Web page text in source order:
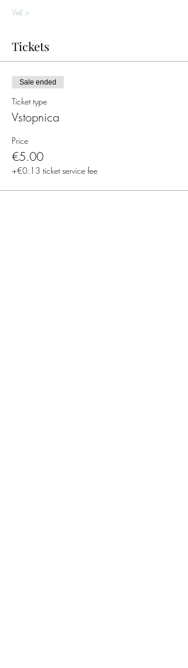
Več >
Tickets
Sale ended
Ticket type
Vstopnica
Price
€5.00
+€0.13 ticket service fee